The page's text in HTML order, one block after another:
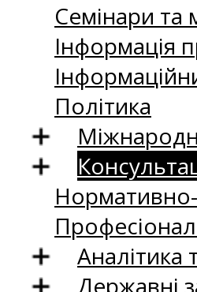
Семінари та
Інформація
Політика
Аналітика
Державні